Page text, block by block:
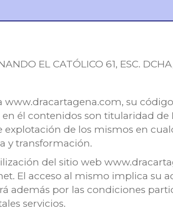
EL CATÓLICO 61, ESC.
su
él contenidos son titularidad de
de los mismos en
y transformación.
del sitio web
El acceso al mismo implica su
además por las condiciones
servicios.